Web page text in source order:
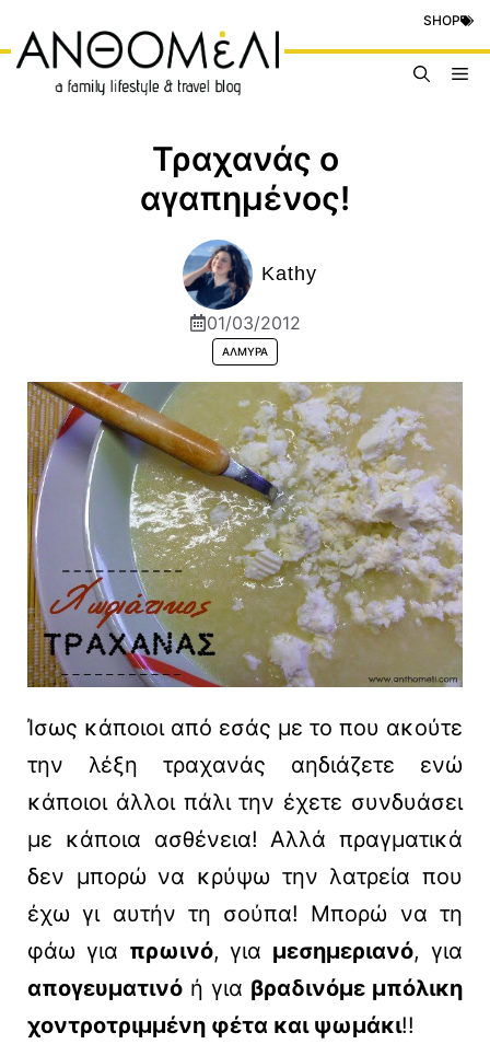
περιεχόμενο
SHOP
Τραχανάς ο
αγαπημένος!
Kathy
01/03/2012
ΑΛΜΥΡΆ
Ίσως κάποιοι από εσάς με το που ακούτε
την λέξη τραχανάς αηδιάζετε ενώ
κάποιοι άλλοι πάλι την έχετε συνδυάσει
με κάποια ασθένεια! Αλλά πραγματικά
δεν μπορώ να κρύψω την λατρεία που
έχω γι αυτήν τη σούπα! Μπορώ να τη
φάω για πρωινό, για μεσημεριανό, για
απογευματινό ή για βραδινόμε μπόλικη
χοντροτριμμένη φέτα και ψωμάκι!!